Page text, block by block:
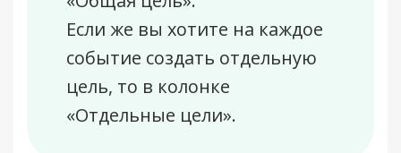
Если же вы хотите на каждое
событие создать отдельную
цель, то в колонке
«Отдельные цели».